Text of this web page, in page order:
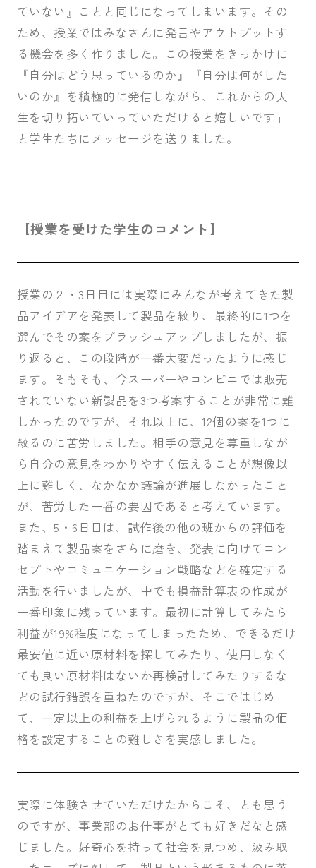
ていない』ことと同じになってしまいます。その
ため、授業ではみなさんに発言やアウトプットす
る機会を多く作りました。この授業をきっかけに
『自分はどう思っているのか』『自分は何がした
いのか』を積極的に発信しながら、これからの人
生を切り拓いていっていただけると嬉しいです」
と学生たちにメッセージを送りました。
【授業を受けた学生のコメント】
授業の２・3 日目には実際にみんなが考えてきた製
品アイデアを発表して製品を絞り、最終的に1つを
選んでその案をブラッシュアップしましたが、振
り返ると、この段階が一番大変だったように感じ
ます。そもそも、今スーパーやコンビニでは販売
されていない新製品を3つ考案することが非常に難
しかったのですが、それ以上に、12個の案を1つに
絞るのに苦労しました。相手の意見を尊重しなが
ら自分の意見をわかりやすく伝えることが想像以
上に難しく、なかなか議論が進展しなかったこと
が、苦労した一番の要因であると考えています。
また、5 ・ 6 日目は、試作後の他の班からの評価を
踏まえて製品案をさらに磨き、発表に向けてコン
セプトやコミュニケーション戦略などを確定する
活動を行いましたが、中でも損益計算表の作成が
一番印象に残っています。最初に計算してみたら
利益が19%程度になってしまったため、できるだけ
最安値に近い原材料を探してみたり、使用しなく
ても良い原材料はないか再検討してみたりするな
どの試行錯誤を重ねたのですが、そこではじめ
て、一定以上の利益を上げられるように製品の価
格を設定することの難しさを実感しました。
実際に体験させていただけたからこそ、とも思う
のですが、事業部のお仕事がとても好きだなと感
じました。好奇心を持って社会を見つめ、汲み取